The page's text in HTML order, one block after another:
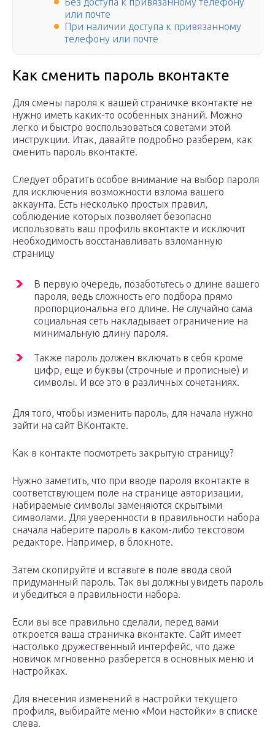
или почте
При наличии доступа к привязанному
телефону или почте
Как сменить пароль вконтакте
Для смены пароля к вашей страничке вконтакте не
нужно иметь каких-то особенных знаний. Можно
легко и быстро воспользоваться советами этой
инструкции. Итак, давайте подробно разберем, как
сменить пароль вконтакте.
Следует обратить особое внимание на выбор пароля
для исключения возможности взлома вашего
аккаунта. Есть несколько простых правил,
соблюдение которых позволяет безопасно
использовать ваш профиль вконтакте и исключит
необходимость восстанавливать взломанную
страницу
В первую очередь, позаботьтесь о длине вашего
пароля, ведь сложность его подбора прямо
пропорциональна его длине. Не случайно сама
социальная сеть накладывает ограничение на
минимальную длину пароля.
Также пароль должен включать в себя кроме
цифр, еще и буквы (строчные и прописные) и
символы. И все это в различных сочетаниях.
Для того, чтобы изменить пароль, для начала нужно
зайти на сайт ВКонтакте.
Как в контакте посмотреть закрытую страницу?
Нужно заметить, что при вводе пароля вконтакте в
соответствующем поле на странице авторизации,
набираемые символы заменяются скрытыми
символами. Для уверенности в правильности набора
сначала наберите пароль в каком-либо текстовом
редакторе. Например, в блокноте.
Затем скопируйте и вставьте в поле ввода свой
придуманный пароль. Так вы должны увидеть пароль
и убедиться в правильности набора.
Если вы все правильно сделали, перед вами
откроется ваша страничка вконтакте. Сайт имеет
настолько дружественный интерфейс, что даже
новичок мгновенно разберется в основных меню и
настройках.
Для внесения изменений в настройки текущего
профиля, выбирайте меню «Мои настойки» в списке
слева.